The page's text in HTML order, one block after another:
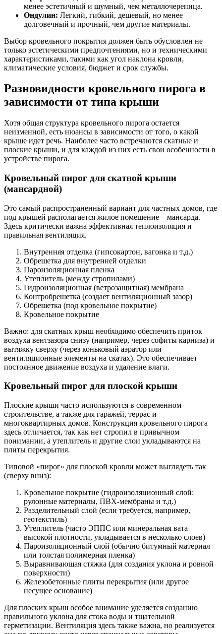
менее эстетичный и шумный, чем металлочерепица.
Ондулин: Легкий, гибкий, дешевый, но менее
долговечный и прочный, чем другие материалы.
Выбор кровельного покрытия должен быть обусловлен не
только эстетическими предпочтениями, но и техническими
характеристиками, такими как угол наклона кровли,
климатические условия, бюджет и срок службы.
Разновидности кровельного пирога в
зависимости от типа крыши
Хотя общая структура кровельного пирога остается
неизменной, есть нюансы в зависимости от того, о какой
крыше идет речь. Наиболее часто встречаются скатные и
плоские крыши, и для каждой из них есть свои особенности в
устройстве пирога.
Кровельный пирог для скатной крыши
(мансардной)
Это самый распространенный вариант для частных домов, где
под крышей располагается жилое помещение – мансарда.
Здесь критически важна эффективная теплоизоляция и
правильная вентиляция.
Внутренняя отделка (гипсокартон, вагонка и т.д.)
Обрешетка для внутренней отделки
Пароизоляционная пленка
Утеплитель (между стропилами)
Гидроизоляционная (ветрозащитная) мембрана
Контробрешетка (создает вентиляционный зазор)
Обрешетка (под кровельное покрытие)
Кровельное покрытие
Важно: для скатных крыш необходимо обеспечить приток
воздуха вентзазора снизу (например, через софиты карниза) и
вытяжку сверху (через коньковый аэратор или
вентиляционные элементы на скатах). Это обеспечивает
постоянное движение воздуха и удаление влаги.
Кровельный пирог для плоской крыши
Плоские крыши часто используются в современном
строительстве, а также для гаражей, террас и
многоквартирных домов. Конструкция кровельного пирога
здесь отличается, так как нет стропил в привычном
понимании, а утеплитель и другие слои укладываются на
плиты перекрытия.
Типовой «пирог» для плоской кровли может выглядеть так
(сверху вниз):
Кровельное покрытие (гидроизоляционный слой:
рулонные материалы, ПВХ-мембраны и т.д.)
Разделительный слой (если требуется, например,
геотекстиль)
Утеплитель (часто ЭППС или минеральная вата
высокой плотности, укладывается в несколько слоев)
Пароизоляционный слой (обычно битумный материал
или толстая полимерная пленка)
Выравнивающая стяжка (для создания уклона и ровной
поверхности)
Железобетонные плиты перекрытия (или другое
несущее основание)
Для плоских крыш особое внимание уделяется созданию
правильного уклона для стока воды и тщательной
герметизации. Вентиляция здесь также важна, но реализуется